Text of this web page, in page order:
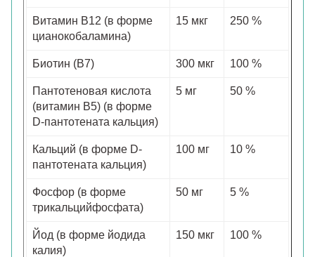
Витамин B12 (в форме
цианокобаламина)
15 мкг 250 %
Биотин (B7) 300 мкг 100 %
Пантотеновая кислота
(витамин B5) (в форме
D-пантотената кальция)
5 мг 50 %
Кальций (в форме D-
пантотената кальция)
100 мг 10 %
Фосфор (в форме
трикальцийфосфата)
50 мг 5 %
Йод (в форме йодида
калия)
150 мкг 100 %